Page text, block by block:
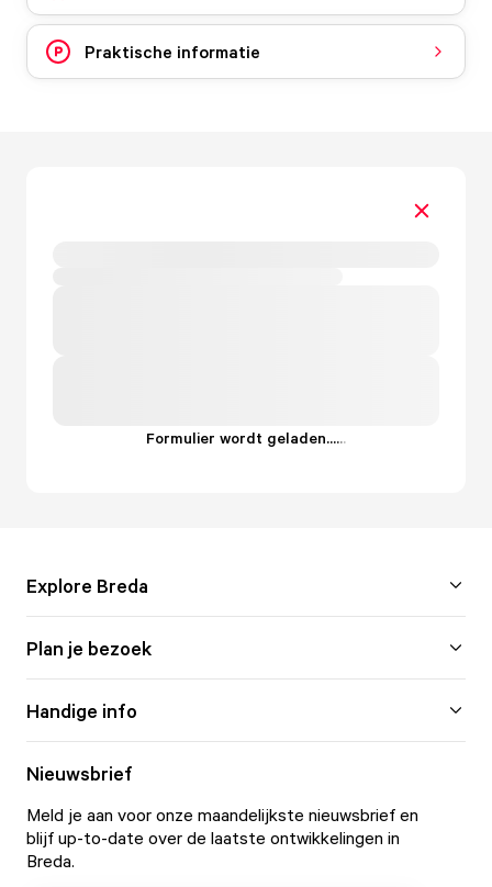
Praktische informatie
Formulier wordt geladen......
Explore Breda
Plan je bezoek
Handige info
Nieuwsbrief
Meld je aan voor onze maandelijkste nieuwsbrief en
blijf up-to-date over de laatste ontwikkelingen in
Breda.